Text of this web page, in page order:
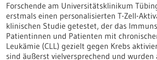
Forschende am Universitätsklinikum
erstmals einen personalisierten T-Zell-
klinischen Studie getestet, der das
Patientinnen und Patienten mit
Leukämie (CLL) gezielt gegen Krebs
sind äußerst vielversprechend und